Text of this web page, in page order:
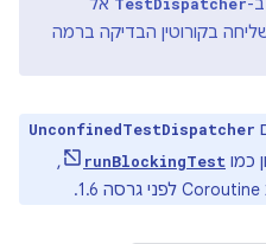
בקורוטין הבדיקה ברמה
UnconfinedTestDispatcher
כמו runBlockingTest
,